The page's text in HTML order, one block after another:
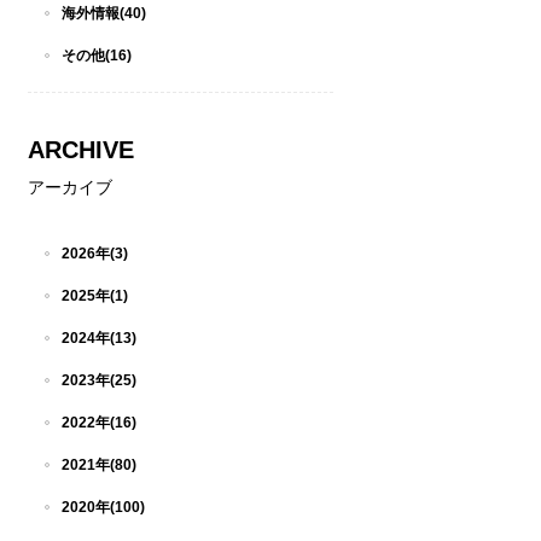
海外情報(40)
その他(16)
ARCHIVE
アーカイブ
2026年(3)
2025年(1)
2024年(13)
2023年(25)
2022年(16)
2021年(80)
2020年(100)